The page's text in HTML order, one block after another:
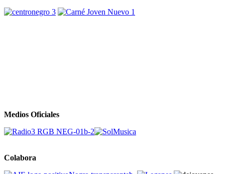
Medios Oficiales
Colabora